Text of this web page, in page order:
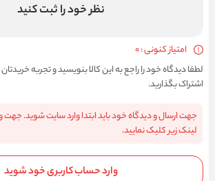
نظر خود را ثبت کنید
امتیاز کنونی : 0
لطفا دیدگاه خود را راجع به این کالا بنویسید و تجربه خریدتان
اشتراک بگذارید.
جهت ارسال و دیدگاه خود باید ابتدا وارد سایت شوید.
لینک زیر کلیک نمایید.
وارد حساب کاربری خود شوید